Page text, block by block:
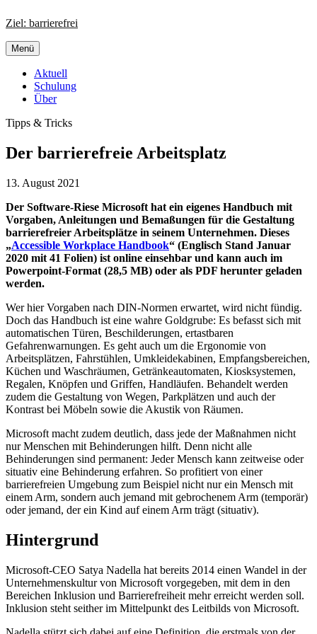
Inhalt
Ziel: barrierefrei
Menü
Aktuell
Schulung
Über
Tipps & Tricks
Der barrierefreie Arbeitsplatz
13. August 2021
Der Software-Riese Microsoft hat ein eigenes Handbuch mit
Vorgaben, Anleitungen und Bemaßungen für die Gestaltung
barrierefreier Arbeitsplätze in seinem Unternehmen. Dieses
„Accessible Workplace Handbook“ (Englisch Stand Januar
2020 mit 41 Folien) ist online einsehbar und kann auch im
Powerpoint-Format (28,5 MB) oder als PDF herunter geladen
werden.
Wer hier Vorgaben nach DIN-Normen erwartet, wird nicht fündig.
Doch das Handbuch ist eine wahre Goldgrube: Es befasst sich mit
automatischen Türen, Beschilderungen, ertastbaren
Gefahrenwarnungen. Es geht auch um die Ergonomie von
Arbeitsplätzen, Fahrstühlen, Umkleidekabinen, Empfangsbereichen,
Küchen und Waschräumen, Getränkeautomaten, Kiosksystemen,
Regalen, Knöpfen und Griffen, Handläufen. Behandelt werden
zudem die Gestaltung von Wegen, Parkplätzen und auch der
Kontrast bei Möbeln sowie die Akustik von Räumen.
Microsoft macht zudem deutlich, dass jede der Maßnahmen nicht
nur Menschen mit Behinderungen hilft. Denn nicht alle
Behinderungen sind permanent: Jeder Mensch kann zeitweise oder
situativ eine Behinderung erfahren. So profitiert von einer
barrierefreien Umgebung zum Beispiel nicht nur ein Mensch mit
einem Arm, sondern auch jemand mit gebrochenem Arm (temporär)
oder jemand, der ein Kind auf einem Arm trägt (situativ).
Hintergrund
Microsoft-CEO Satya Nadella hat bereits 2014 einen Wandel in der
Unternehmenskultur von Microsoft vorgegeben, mit dem in den
Bereichen Inklusion und Barrierefreiheit mehr erreicht werden soll.
Inklusion steht seither im Mittelpunkt des Leitbilds von Microsoft.